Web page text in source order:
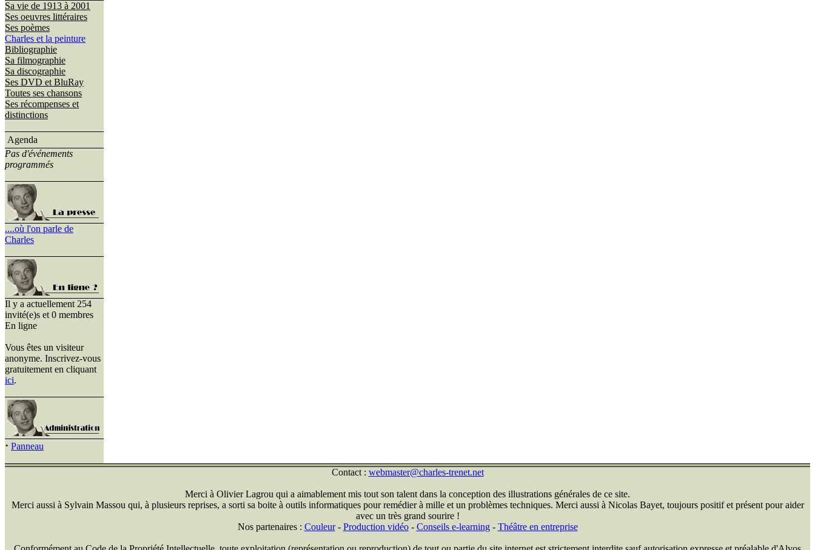
Sa vie de 1913 à 2001
Ses oeuvres littéraires
Ses poèmes
Charles et la peinture
Bibliographie
Sa filmographie
Sa discographie
Ses DVD et BluRay
Toutes ses chansons
Ses récompenses et
distinctions
Agenda
Pas d'événements
programmés
....où l'on parle de
Charles
Il y a actuellement 254
invité(e)s et 0 membres
En ligne
Vous êtes un visiteur
anonyme. Inscrivez-vous
gratuitement en cliquant
ici.
· Panneau
Contact : webmaster@charles-trenet.net
Merci à Olivier Lagrou qui a aimablement mis tout son talent dans la conception des illustrations générales de ce site.
Merci aussi à Sylvain Massou qui, à plusieurs reprises, a sorti sa boite à outils informatiques pour remédier à mille et un problèmes techniques. Merci aussi à Nicolas Bayet, toujours positif et présent pour aider
avec un très grand sourire !
Nos partenaires : Couleur- Production vidéo- Conseils e-learning- Théâtre en entreprise